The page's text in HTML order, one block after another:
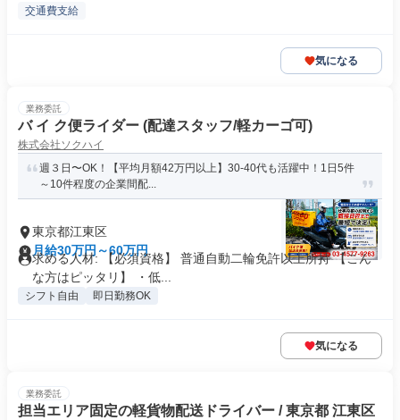
交通費支給
気になる
業務委託
バ イ ク便ライダー (配達スタッフ/軽カーゴ可)
株式会社ソクハイ
週３日〜OK！【平均月額42万円以上】30-40代も活躍中！1日5件
～10件程度の企業間配...
東京都江東区
月給30万円～60万円
求める人材: 【必須資格】 普通自動二輪免許以上所持 【こん
な方はピッタリ】 ・低...
シフト自由 即日勤務OK
気になる
業務委託
担当エリア固定の軽貨物配送ドライバー / 東京都 江東区